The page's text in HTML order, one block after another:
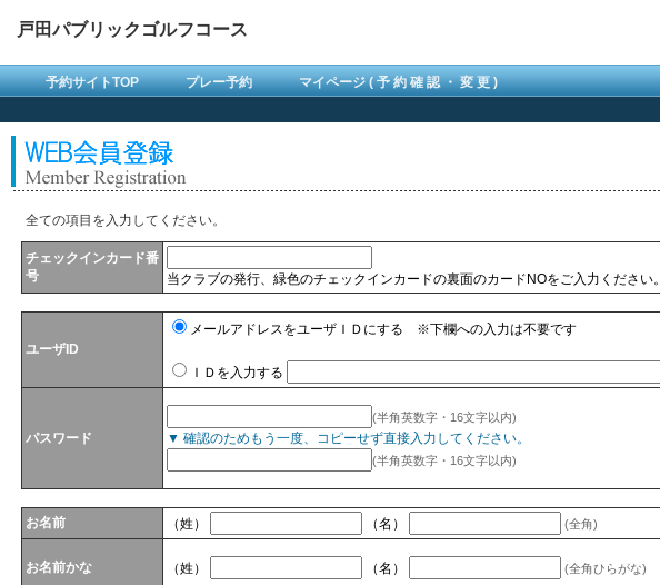
戸田パブリックゴルフコース
予約サイトTOP プレー予約 マイページ ( 予 約 確 認 ・ 変 更 )
全ての項目を入力してください。
チェックインカード番
号
当クラブの発行、緑色のチェックインカードの裏面のカードNOをご入力ください。
ユーザID
メールアドレスをユーザＩＤにする ※下欄への入力は不要です
ＩＤを入力する
パスワード
(半角英数字・16文字以内)
▼ 確認のためもう一度、コピーせず直接入力してください。
(半角英数字・16文字以内)
お名前 （姓） （名） (全角)
お名前かな （姓） （名） (全角ひらがな)